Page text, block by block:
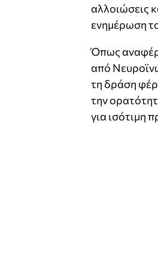
αλλοιώσεις
ενημέρωση
Όπως
από
τη δράση
την
για ισότιμη